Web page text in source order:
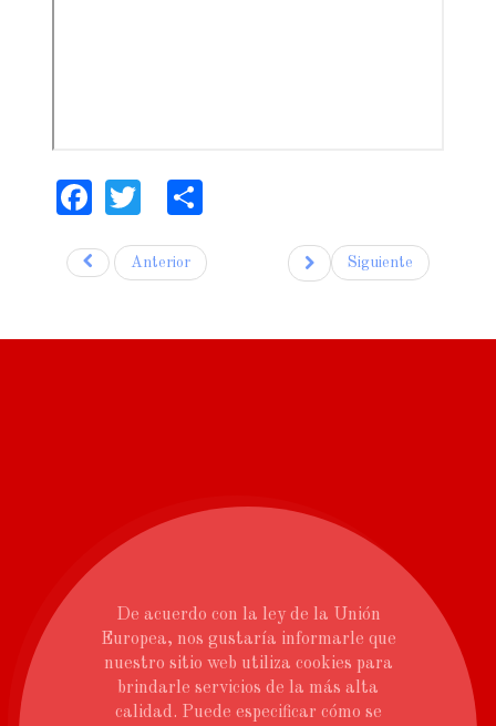
De acuerdo con la ley de la Unión
Europea, nos gustaría informarle que
nuestro sitio web utiliza cookies para
brindarle servicios de la más alta
calidad. Puede especificar cómo se
Facebook
Twitter
Anterior Siguiente